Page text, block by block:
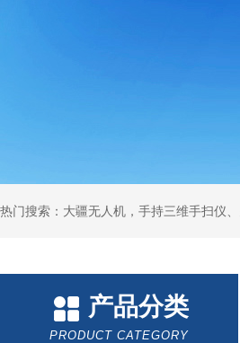
热门搜索：大疆无人机，手持三维手扫仪
产品分类
PRODUCT CATEGORY